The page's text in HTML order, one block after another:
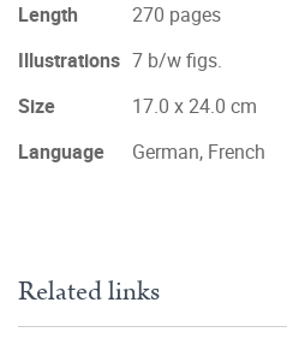
Length
270 pages
Illustrations 7 b/w figs.
Size
17.0 x 24.0 cm
Language
German, French
Related links